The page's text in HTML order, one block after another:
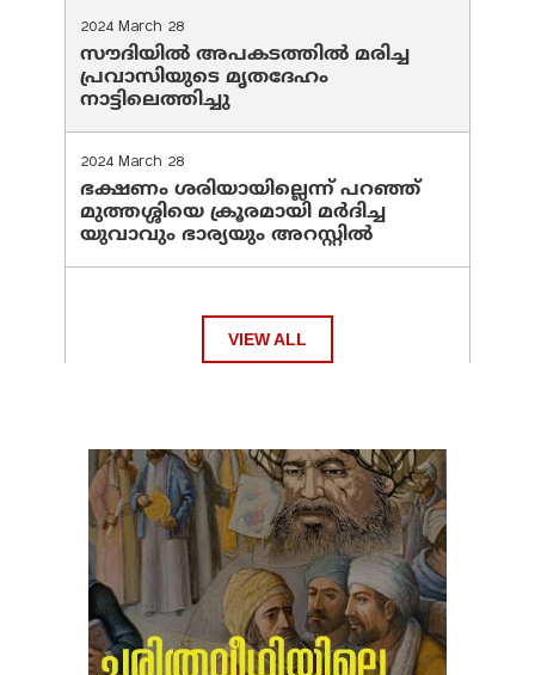
2024 March 28
സൗദിയില്‍ അപകടത്തില്‍ മരിച്ച
പ്രവാസിയുടെ മൃതദേഹം
നാട്ടിലെത്തിച്ചു
2024 March 28
ഭക്ഷണം ശരിയായില്ലെന്ന് പറഞ്ഞ്
മുത്തശ്ശിയെ ക്രൂരമായി മര്‍ദിച്ച
യുവാവും ഭാര്യയും അറസ്റ്റില്‍
VIEW ALL